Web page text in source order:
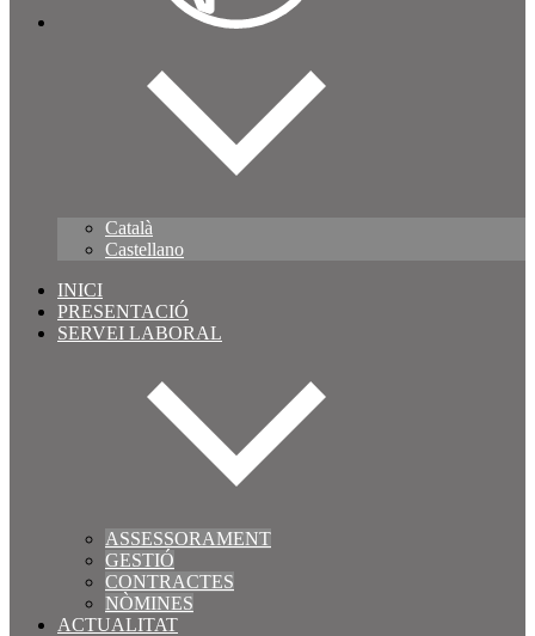
Català
Castellano
INICI
PRESENTACIÓ
SERVEI LABORAL
ASSESSORAMENT
GESTIÓ
CONTRACTES
NÒMINES
ACTUALITAT